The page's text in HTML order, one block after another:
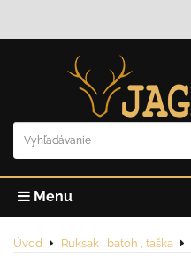
Menu
Úvod Ruksak , batoh , taška